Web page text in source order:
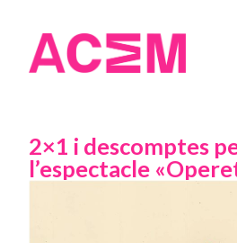
2×1 i descomptes
l’espectacle